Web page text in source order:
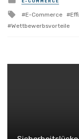
in
Tagged
with
E-Commerce
Wettbewerbsvorteile